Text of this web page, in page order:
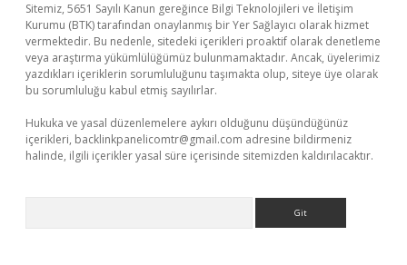
Sitemiz, 5651 Sayılı Kanun gereğince Bilgi Teknolojileri ve İletişim
Kurumu (BTK) tarafından onaylanmış bir Yer Sağlayıcı olarak hizmet
vermektedir. Bu nedenle, sitedeki içerikleri proaktif olarak denetleme
veya araştırma yükümlülüğümüz bulunmamaktadır. Ancak, üyelerimiz
yazdıkları içeriklerin sorumluluğunu taşımakta olup, siteye üye olarak
bu sorumluluğu kabul etmiş sayılırlar.
Hukuka ve yasal düzenlemelere aykırı olduğunu düşündüğünüz
içerikleri, backlinkpanelicomtr@gmail.com adresine bildirmeniz
halinde, ilgili içerikler yasal süre içerisinde sitemizden kaldırılacaktır.